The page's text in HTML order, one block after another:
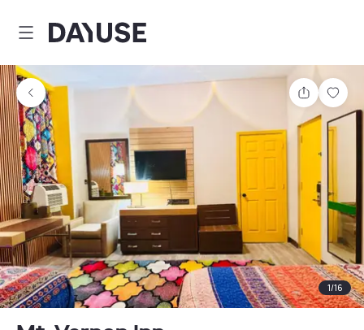
Dayuse
Teilen
1/16